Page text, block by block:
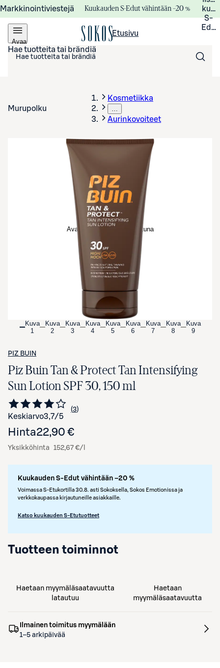
Markkinointiviestejä Kuukauden S-Edut vähintään –20 %
S-
Avaa
valikko
Etusivu
Hae tuotteita tai brändiä
Murupolku
Kosmetiikka
…
Aurinkovoiteet
Avaa tuotekuva suurennettuna
Kuva
1
Kuva
2
Kuva
3
Kuva
4
Kuva
5
Kuva
6
Kuva
7
Kuva
8
Kuva
9
PIZ BUIN
Piz Buin Tan & Protect Tan Intensifying
Sun Lotion SPF 30, 150 ml
Keskiarvo3,7/5 Siirry arvioihin
3
kappaletta
Hinta22,90 €
Yksikköhinta 152,67 €/l
Kuukauden S-Edut vähintään –20 %
Voimassa S-Etukortilla 30.8. asti Sokoksella, Sokos Emotionissa ja
verkkokaupassa kirjautuneille asiakkaille.
Katso kuukauden S-Etutuotteet
Tuotteen toiminnot
Haetaan myymäläsaatavuutta
latautuu
Haetaan
myymäläsaatavuutta
Ilmainen toimitus myymälään
1–5 arkipäivää